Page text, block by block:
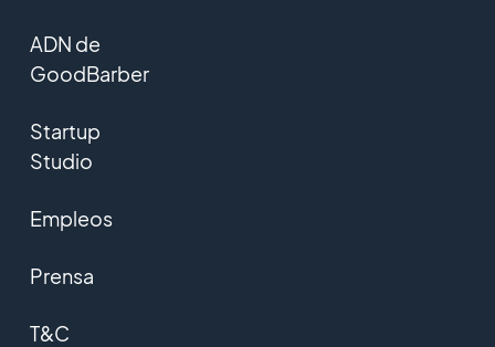
ADN de
GoodBarber
Startup
Studio
Empleos
Prensa
T&C